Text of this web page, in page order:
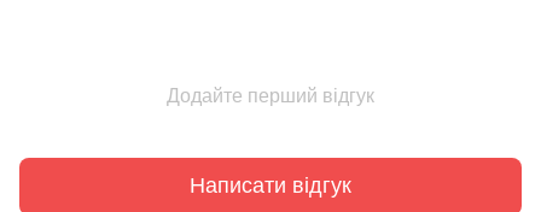
Додайте перший відгук
Написати відгук